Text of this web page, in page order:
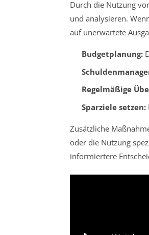
Durch die Nutzung
und analysieren.
auf unerwartete
Budgetplanung:
Regelmäßige
Sparziele setzen:
Zusätzliche
oder die Nutzung
informiertere